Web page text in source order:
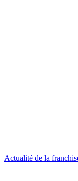
Actualité de la